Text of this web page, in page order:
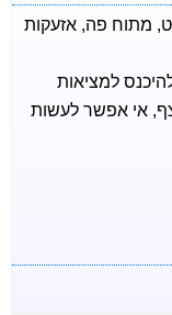
מתוח פה, אזעקות
למציאות
אי אפשר לעשות